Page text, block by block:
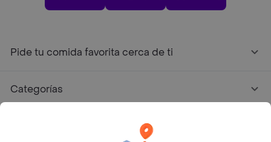
Pide tu comida favorita cerca de ti
Categorías